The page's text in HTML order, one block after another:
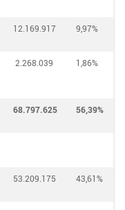
12.169.917 9,97%
2.268.039 1,86%
68.797.625 56,39%
53.209.175 43,61%